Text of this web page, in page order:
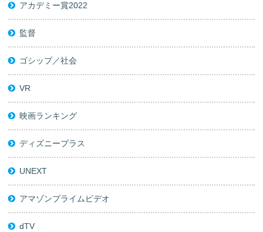
アカデミー賞2022
監督
ゴシップ／社会
VR
映画ランキング
ディズニープラス
UNEXT
アマゾンプライムビデオ
dTV